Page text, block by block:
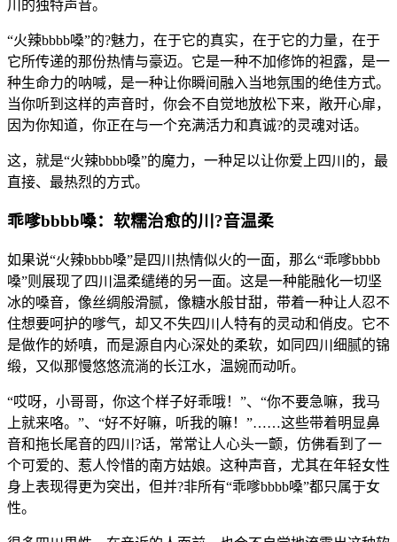
川的独特声音。
“火辣bbbb嗓”的?魅力，在于它的真实，在于它的力量，在于
它所传递的那份热情与豪迈。它是一种不加修饰的袒露，是一
种生命力的呐喊，是一种让你瞬间融入当地氛围的绝佳方式。
当你听到这样的声音时，你会不自觉地放松下来，敞开心扉，
因为你知道，你正在与一个充满活力和真诚?的灵魂对话。
这，就是“火辣bbbb嗓”的魔力，一种足以让你爱上四川的，最
直接、最热烈的方式。
乖嗲bbbb嗓：软糯治愈的川?音温柔
如果说“火辣bbbb嗓”是四川热情似火的一面，那么“乖嗲bbbb
嗓”则展现了四川温柔缱绻的另一面。这是一种能融化一切坚
冰的嗓音，像丝绸般滑腻，像糖水般甘甜，带着一种让人忍不
住想要呵护的嗲气，却又不失四川人特有的灵动和俏皮。它不
是做作的娇嗔，而是源自内心深处的柔软，如同四川细腻的锦
缎，又似那慢悠悠流淌的长江水，温婉而动听。
“哎呀，小哥哥，你这个样子好乖哦！”、“你不要急嘛，我马
上就来咯。”、“好不好嘛，听我的嘛！”……这些带着明显鼻
音和拖长尾音的四川?话，常常让人心头一颤，仿佛看到了一
个可爱的、惹人怜惜的南方姑娘。这种声音，尤其在年轻女性
身上表现得更为突出，但并?非所有“乖嗲bbbb嗓”都只属于女
性。